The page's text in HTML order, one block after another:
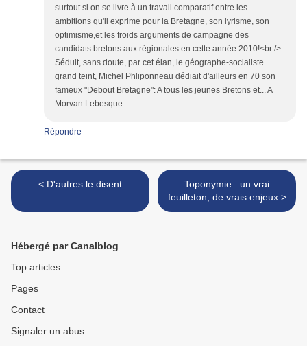
surtout si on se livre à un travail comparatif entre les
ambitions qu'il exprime pour la Bretagne, son lyrisme, son
optimisme,et les froids arguments de campagne des
candidats bretons aux régionales en cette année 2010!<br />
Séduit, sans doute, par cet élan, le géographe-socialiste
grand teint, Michel Phliponneau dédiait d'ailleurs en 70 son
fameux "Debout Bretagne": A tous les jeunes Bretons et... A
Morvan Lebesque....
Répondre
< D'autres le disent
Toponymie : un vrai
feuilleton, de vrais enjeux >
Hébergé par Canalblog
Top articles
Pages
Contact
Signaler un abus